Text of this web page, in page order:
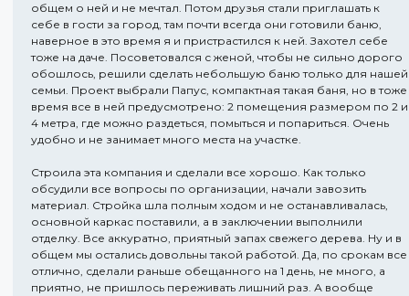
общем о ней и не мечтал. Потом друзья стали приглашать к
себе в гости за город, там почти всегда они готовили баню,
наверное в это время я и пристрастился к ней. Захотел себе
тоже на даче. Посоветовался с женой, чтобы не сильно дорого
обошлось, решили сделать небольшую баню только для нашей
семьи. Проект выбрали Папус, компактная такая баня, но в тоже
время все в ней предусмотрено: 2 помещения размером по 2 и
4 метра, где можно раздеться, помыться и попариться. Очень
удобно и не занимает много места на участке.
Строила эта компания и сделали все хорошо. Как только
обсудили все вопросы по организации, начали завозить
материал. Стройка шла полным ходом и не останавливалась,
основной каркас поставили, а в заключении выполнили
отделку. Все аккуратно, приятный запах свежего дерева. Ну и в
общем мы остались довольны такой работой. Да, по срокам все
отлично, сделали раньше обещанного на 1 день, не много, а
приятно, не пришлось переживать лишний раз. А вообще